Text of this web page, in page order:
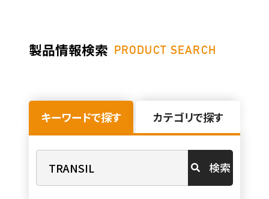
製品情報検索 PRODUCT SEARCH
キーワードで探す カテゴリで探す
検索